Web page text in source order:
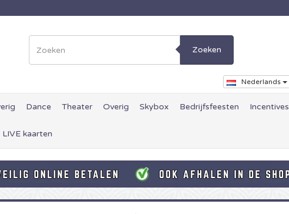
Zoeken
Nederlands
Dance Theater Overig Skybox Bedrijfsfeesten Incentives
kaarten